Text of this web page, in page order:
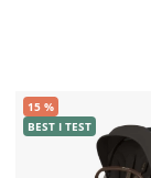
15
BEST I TEST